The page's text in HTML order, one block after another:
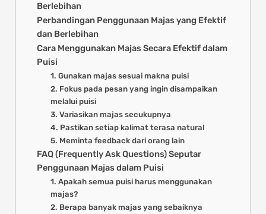
Berlebihan
Perbandingan Penggunaan Majas yang Efektif
dan Berlebihan
Cara Menggunakan Majas Secara Efektif dalam
Puisi
1. Gunakan majas sesuai makna puisi
2. Fokus pada pesan yang ingin disampaikan
melalui puisi
3. Variasikan majas secukupnya
4. Pastikan setiap kalimat terasa natural
5. Meminta feedback dari orang lain
FAQ (Frequently Ask Questions) Seputar
Penggunaan Majas dalam Puisi
1. Apakah semua puisi harus menggunakan
majas?
2. Berapa banyak majas yang sebaiknya